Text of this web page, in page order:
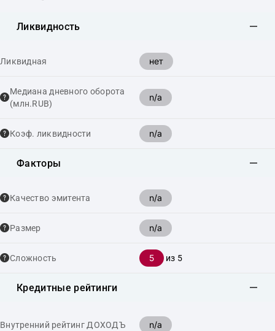
Ликвидность
Ликвидная нет
Медиана дневного оборота
(млн.RUB)
n/a
Коэф. ликвидности n/a
Факторы
Качество эмитента n/a
Размер n/a
Сложность 5 из 5
Кредитные рейтинги
Внутренний рейтинг ДОХОДЪ n/a